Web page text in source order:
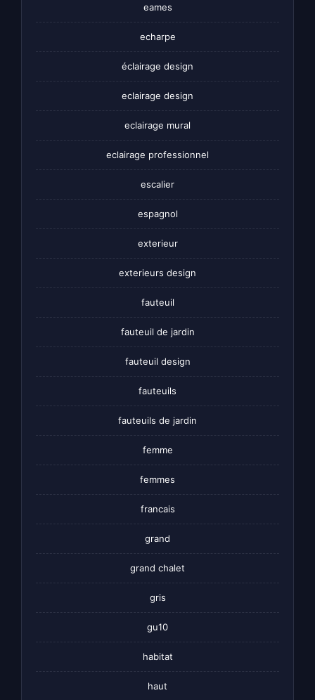
eames
echarpe
éclairage design
eclairage design
eclairage mural
eclairage professionnel
escalier
espagnol
exterieur
exterieurs design
fauteuil
fauteuil de jardin
fauteuil design
fauteuils
fauteuils de jardin
femme
femmes
francais
grand
grand chalet
gris
gu10
habitat
haut